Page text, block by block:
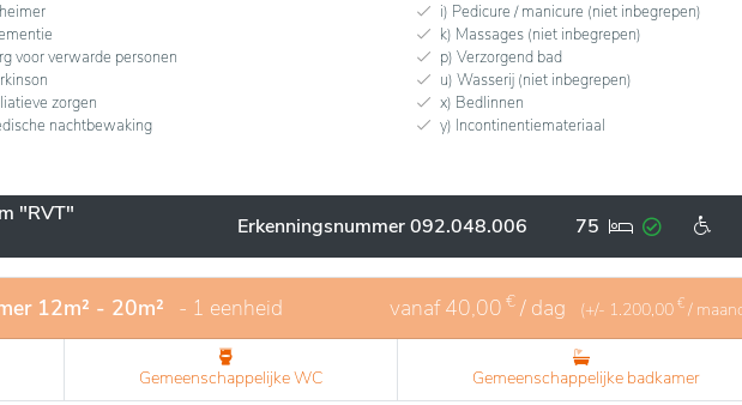
voor verwarde personen
zorgen
nachtbewaking
i) Pedicure / manicure (niet inbegrepen)
k) Massages (niet inbegrepen)
p) Verzorgend bad
u) Wasserij (niet inbegrepen)
x) Bedlinnen
y) Incontinentiemateriaal
"RVT" Erkenningsnummer 092.048.006 75
12m² - 20m² - 1 eenheid vanaf40,00 € / dag (+/- 1.200,00 € /
Gemeenschappelijke WC Gemeenschappelijke badkamer